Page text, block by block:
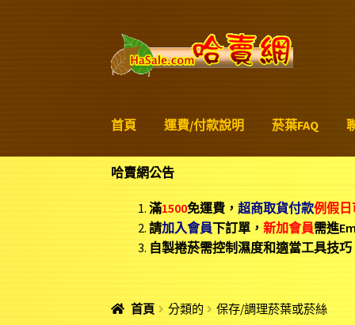
略
過
跳
至
首頁
運費/付款說明 菸葉FAQ
哈賣網公告
滿1500免運費，超商取貨付款例假
請加入會員下訂單，新加會員需進
自製捲菸需控制濕度和適當工具技
首頁 分類的 保存/調理菸葉或菸絲